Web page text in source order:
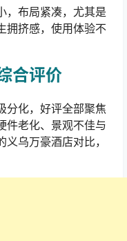
，布局紧凑，尤其是
拥挤感，使用体验不
合评价
分化，好评全部聚焦
件老化、景观不佳与
乌万豪酒店对比，